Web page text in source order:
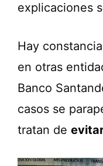
explicaciones
Hay
en otras
Banco
casos se
tratan de